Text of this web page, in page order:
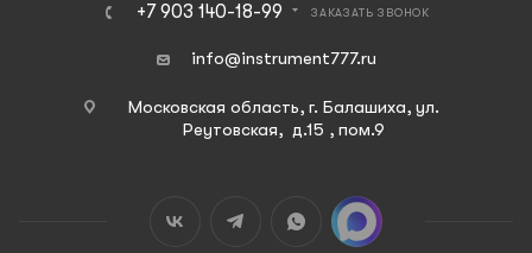
+7 903 140-18-99 ЗАКАЗАТЬ ЗВОНОК
info@instrument777.ru
Московская область, г. Балашиха, ул.
Реутовская, д.15 , пом.9